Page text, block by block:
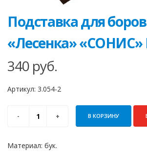
Подставка для боров
«Лесенка» «СОНИС»
340 руб.
Артикул: 3.054-2
В КОРЗИНУ
Материал: бук.